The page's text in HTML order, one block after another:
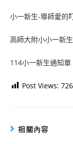
小一新生-導師愛的
高師大附小小一新
114小一新生通知單
Post Views: 726
相關內容